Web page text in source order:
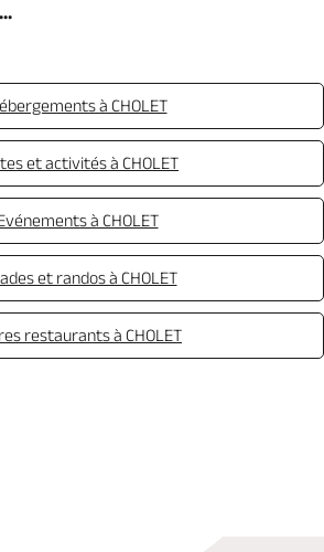
à CHOLET
et activités à CHOLET
à CHOLET
et randos à CHOLET
restaurants à CHOLET